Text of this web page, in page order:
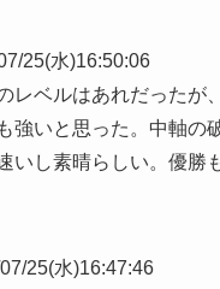
25(水)16:50:06
レベルはあれだったが
強いと思った。中軸の
いし素晴らしい。優勝
25(水)16:47:46